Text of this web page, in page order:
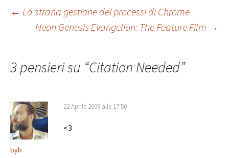
Navigazione
← La strana gestione dei processi di Chrome
Neon Genesis Evangelion: The Feature Film →
3 pensieri su “Citation Needed”
byb
22 Aprile 2009 alle 17:50
<3